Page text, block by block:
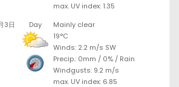
max. UV index: 1.35
3日 Day
Mainly clear
19°C
Winds: 2.2 m/s SW
Precip.: 0mm / 0% / Rain
Windgusts: 9.2 m/s
max. UV index: 6.85